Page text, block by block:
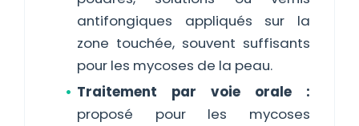
antifongiques appliqués sur la
zone touchée, souvent suffisants
pour les mycoses de la peau.
Traitement par voie orale :
proposé pour les mycoses